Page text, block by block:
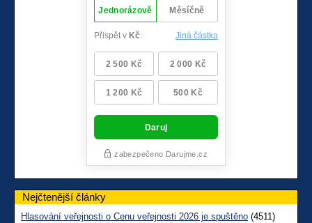
Nejčtenější články
Hlasování veřejnosti o Cenu veřejnosti 2026 je spuštěno (4511)